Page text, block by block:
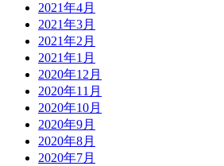
2021年4月
2021年3月
2021年2月
2021年1月
2020年12月
2020年11月
2020年10月
2020年9月
2020年8月
2020年7月